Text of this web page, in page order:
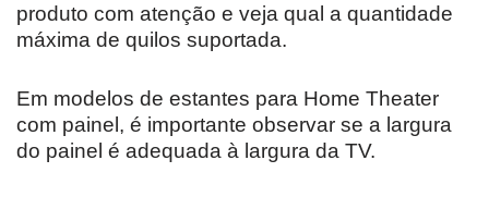
produto com atenção e veja qual a quantidade
máxima de quilos suportada.
Em modelos de estantes para Home Theater
com painel, é importante observar se a largura
do painel é adequada à largura da TV.